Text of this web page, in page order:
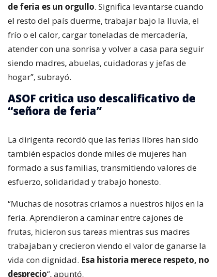
de feria es un orgullo. Significa levantarse cuando
el resto del país duerme, trabajar bajo la lluvia, el
frío o el calor, cargar toneladas de mercadería,
atender con una sonrisa y volver a casa para seguir
siendo madres, abuelas, cuidadoras y jefas de
hogar”, subrayó.
ASOF critica uso descalificativo de
“señora de feria”
La dirigenta recordó que las ferias libres han sido
también espacios donde miles de mujeres han
formado a sus familias, transmitiendo valores de
esfuerzo, solidaridad y trabajo honesto.
“Muchas de nosotras criamos a nuestros hijos en la
feria. Aprendieron a caminar entre cajones de
frutas, hicieron sus tareas mientras sus madres
trabajaban y crecieron viendo el valor de ganarse la
vida con dignidad. Esa historia merece respeto, no
desprecio“, apuntó.